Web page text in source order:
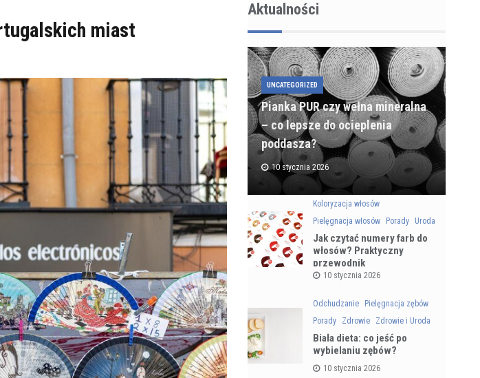
miast
Aktualności
UNCATEGORIZED
Pianka PUR czy wełna mineralna
– co lepsze do ocieplenia
poddasza?
10 stycznia 2026
Koloryzacja włosów
Pielęgnacja włosów
Porady Uroda
Jak czytać numery farb do
włosów? Praktyczny
przewodnik
10 stycznia 2026
Odchudzanie
Pielęgnacja zębów
Porady
Zdrowie Zdrowie i Uroda
Biała dieta: co jeść po
wybielaniu zębów?
10 stycznia 2026